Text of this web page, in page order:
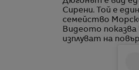
Сирени. Той е
семейство
Видеото
изплуват на